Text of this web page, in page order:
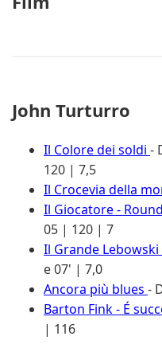
John Turturro
Il Colore dei soldi -
120 | 7,5
Il Crocevia della
Il Giocatore -
05 | 120 | 7
Il Grande Lebowski
e 07' | 7,0
Ancora più blues -
Barton Fink - É
| 116